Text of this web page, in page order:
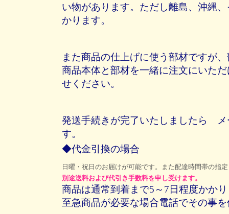
い物があります。ただし離島、沖縄
かります。
また商品の仕上げに使う部材ですが
商品本体と部材を一緒に注文にいた
せください。
発送手続きが完了いたしましたら メ
す。
◆代金引換の場合
日曜・祝日のお届けが可能です。また配達時間帯の指
別途送料および代引き手数料を申し受けます。
商品は通常到着まで5～7日程度かか
至急商品が必要な場合電話でその事